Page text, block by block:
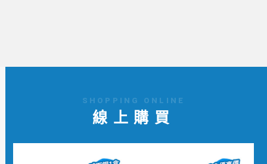
SHOPPING ONLINE
線上購買